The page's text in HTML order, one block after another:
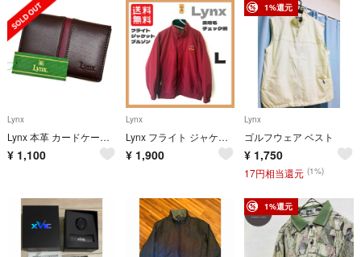
Lynx
Lynx 本革 カードケース 新品 牛革 レザー ブラウン 茶色 名刺入れ 薄型
¥ 1,100
Lynx
Lynx フライト ジャケット ブルゾン ワインレッド バーガンディ チェック柄
¥ 1,900
1%還元
Lynx
ゴルフウェア ベスト
¥ 1,750
17円相当還元 (1%)
1%還元